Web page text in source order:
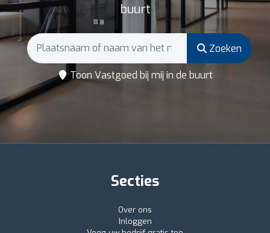
buurt
Zoeken
Toon Vastgoed bij mij in de buurt
Secties
Over ons
Inloggen